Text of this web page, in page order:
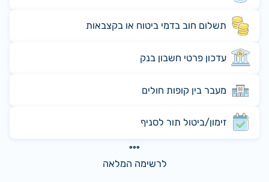
תשלום חוב בדמי ביטוח או בקצבאות
עדכון פרטי חשבון בנק
מעבר בין קופות חולים
זימון/ביטול תור לסניף
לרשימה המלאה